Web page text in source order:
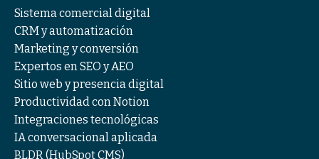
Sistema comercial digital
CRM y automatización
Marketing y conversión
Expertos en SEO y AEO
Sitio web y presencia digital
Productividad con Notion
Integraciones tecnológicas
IA conversacional aplicada
BLDR (HubSpot CMS)